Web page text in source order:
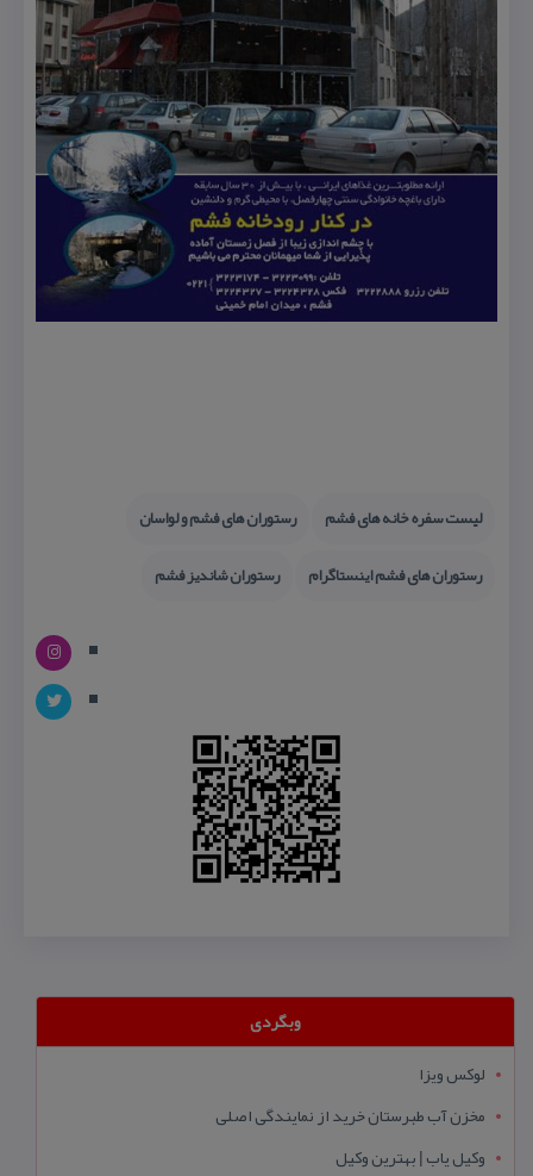
لیست سفره خانه های فشم
رستوران های فشم و لواسان
رستوران های فشم اینستاگرام
رستوران شاندیز فشم
وبگردی
لوکس ویزا
مخزن آب طبرستان خرید از نمایندگی اصلی
وکیل یاب | بهترین وکیل